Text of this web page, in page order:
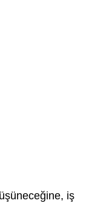
iş